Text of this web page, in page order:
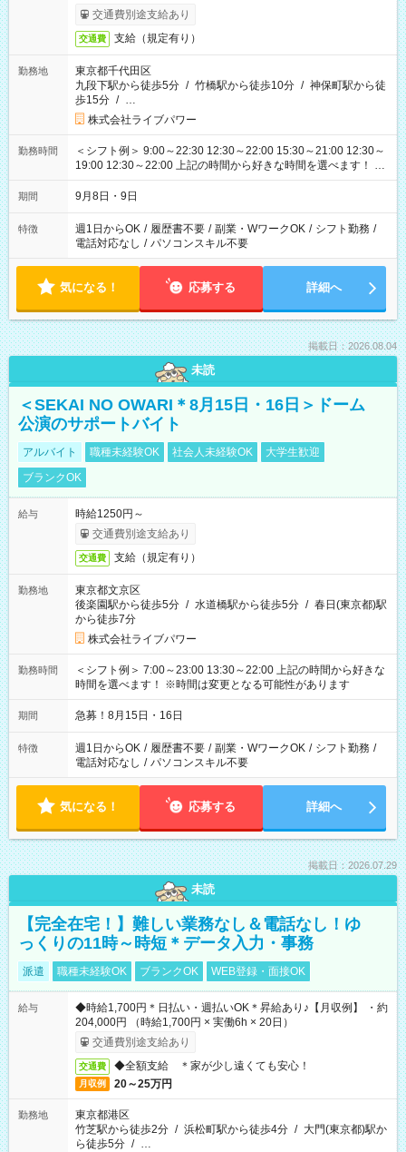
交通費別途支給あり
交通費 支給（規定有り）
勤務地
東京都千代田区
九段下駅から徒歩5分 / 竹橋駅から徒歩10分 / 神保町駅から徒
歩15分 / …
株式会社ライブパワー
勤務時間
＜シフト例＞ 9:00～22:30 12:30～22:00 15:30～21:00 12:30～
19:00 12:30～22:00 上記の時間から好きな時間を選べます！ ※
時間は変更となる可能性があります
期間 9月8日・9日
特徴 週1日からOK / 履歴書不要 / 副業・WワークOK / シフト勤務 /
電話対応なし / パソコンスキル不要
気になる！ 応募する 詳細へ
掲載日：2026.08.04
未読
＜SEKAI NO OWARI＊8月15日・16日＞ドーム
公演のサポートバイト
アルバイト 職種未経験OK 社会人未経験OK
大学生歓迎
ブランクOK
給与
時給1250円～
交通費別途支給あり
交通費 支給（規定有り）
勤務地
東京都文京区
後楽園駅から徒歩5分 / 水道橋駅から徒歩5分 / 春日(東京都)駅
から徒歩7分
株式会社ライブパワー
勤務時間
＜シフト例＞ 7:00～23:00 13:30～22:00 上記の時間から好きな
時間を選べます！ ※時間は変更となる可能性があります
期間 急募！8月15日・16日
特徴 週1日からOK / 履歴書不要 / 副業・WワークOK / シフト勤務 /
電話対応なし / パソコンスキル不要
気になる！ 応募する 詳細へ
掲載日：2026.07.29
未読
【完全在宅！】難しい業務なし＆電話なし！ゆ
っくりの11時～時短＊データ入力・事務
派遣 職種未経験OK ブランクOK WEB登録・面接OK
給与
◆時給1,700円＊日払い・週払いOK＊昇給あり♪【月収例】 ・約
204,000円 （時給1,700円 × 実働6h × 20日）
交通費別途支給あり
交通費 ◆全額支給 ＊家が少し遠くても安心！
月収例 20～25万円
勤務地
東京都港区
竹芝駅から徒歩2分 / 浜松町駅から徒歩4分 / 大門(東京都)駅か
ら徒歩5分 / …